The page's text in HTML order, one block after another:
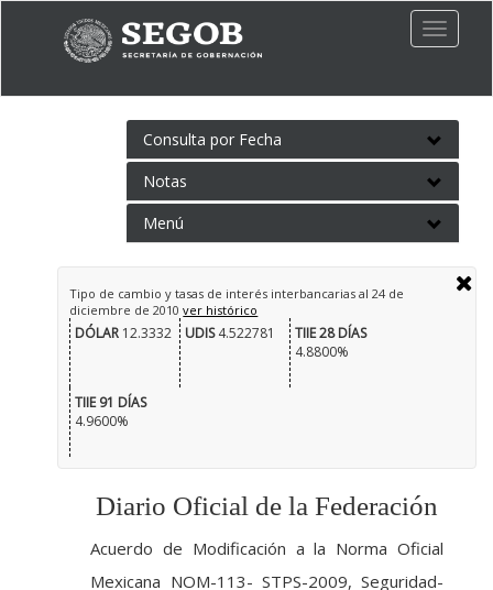
Toggle
Consulta por Fecha
Notas
Menú
Tipo de cambio y tasas de interés interbancarias al 24 de
diciembre de 2010ver histórico
DÓLAR12.3332 UDIS4.522781
TIIE 28 DÍAS
4.8800%
TIIE 91 DÍAS
4.9600%
Diario Oficial de la Federación
Acuerdo de Modificación a la Norma Oficial
Mexicana NOM-113- STPS-2009, Seguridad-